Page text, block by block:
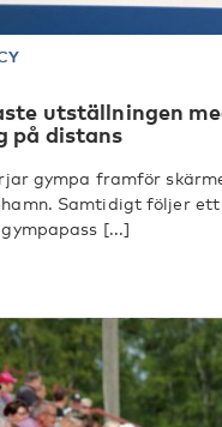
utställningen
på distans
gympa framför
Samtidigt följer
[...]